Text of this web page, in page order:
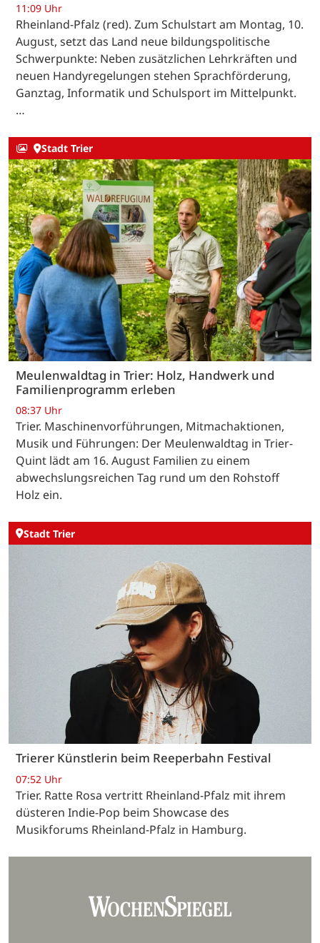
11:09 Uhr
Rheinland-Pfalz (red). Zum Schulstart am Montag, 10.
August, setzt das Land neue bildungspolitische
Schwerpunkte: Neben zusätzlichen Lehrkräften und
neuen Handyregelungen stehen Sprachförderung,
Ganztag, Informatik und Schulsport im Mittelpunkt.
…
Stadt Trier
Meulenwaldtag in Trier: Holz, Handwerk und
Familienprogramm erleben
08:37 Uhr
Trier. Maschinenvorführungen, Mitmachaktionen,
Musik und Führungen: Der Meulenwaldtag in Trier-
Quint lädt am 16. August Familien zu einem
abwechslungsreichen Tag rund um den Rohstoff
Holz ein.
Stadt Trier
Trierer Künstlerin beim Reeperbahn Festival
07:52 Uhr
Trier. Ratte Rosa vertritt Rheinland-Pfalz mit ihrem
düsteren Indie-Pop beim Showcase des
Musikforums Rheinland-Pfalz in Hamburg.